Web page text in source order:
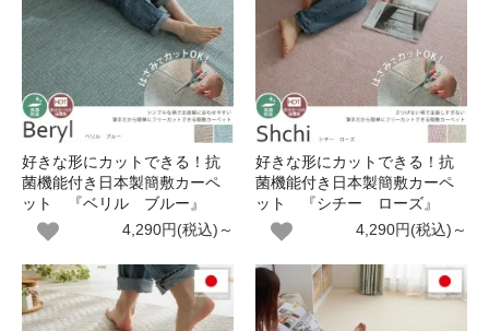
好きな形にカットできる！抗
菌機能付き日本製簡敷カーペ
ット 『ベリル ブルー』
4,290円(税込)～
好きな形にカットできる！抗
菌機能付き日本製簡敷カーペ
ット 『シチー ローズ』
4,290円(税込)～